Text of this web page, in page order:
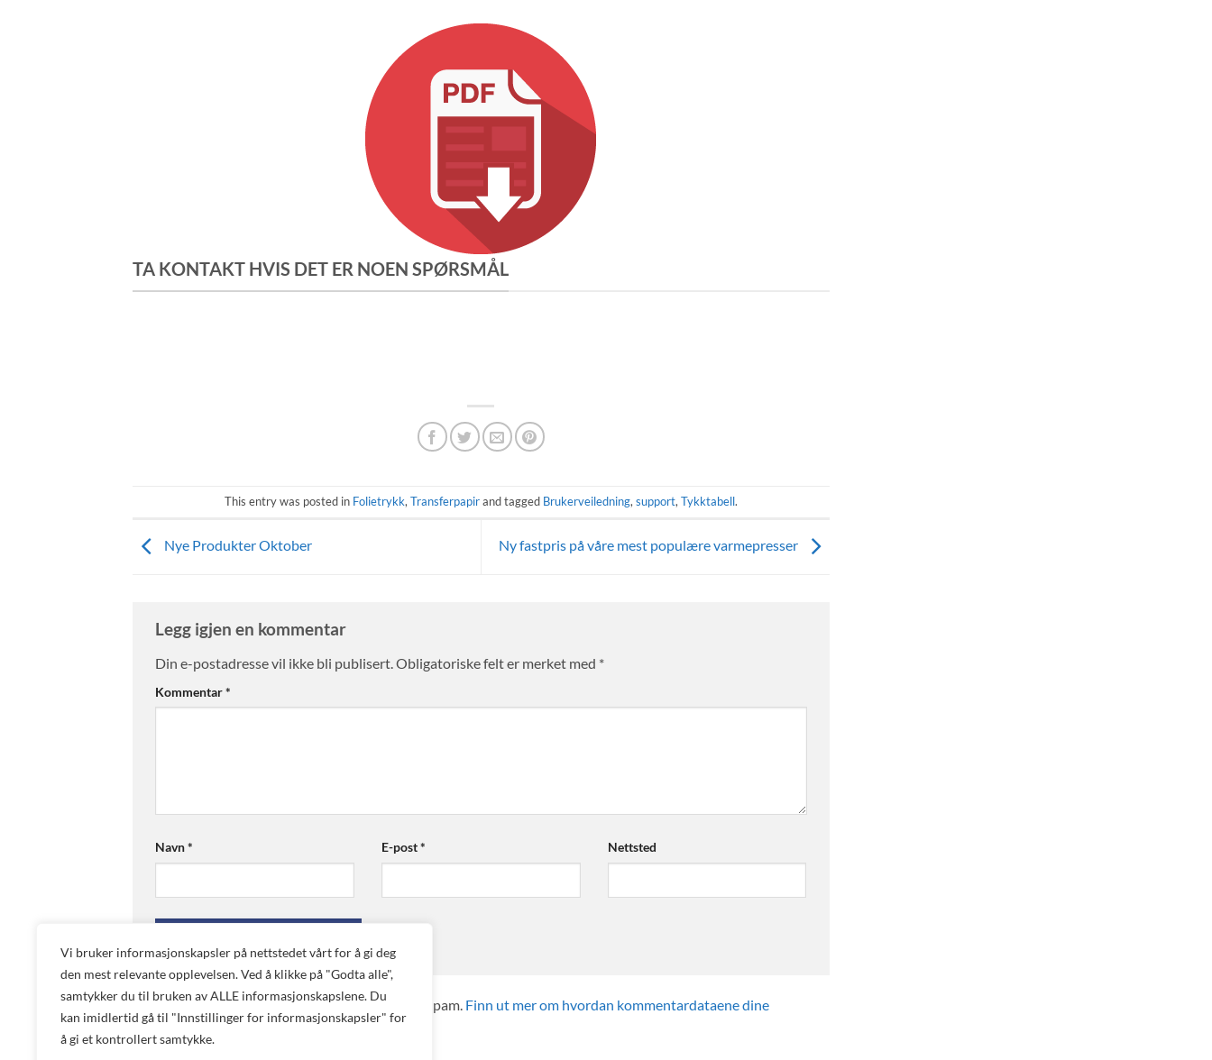
Vi bruker informasjonskapsler på nettstedet vårt for å gi deg
den mest relevante opplevelsen. Ved å klikke på "Godta alle",
samtykker du til bruken av ALLE informasjonskapslene. Du
kan imidlertid gå til "Innstillinger for informasjonskapsler" for
å gi et kontrollert samtykke.
TA KONTAKT HVIS DET ER NOEN SPØRSMÅL
This entry was posted in Folietrykk, Transferpapirand tagged Brukerveiledning, support, Tykktabell.
Nye Produkter Oktober Ny fastpris på våre mest populære varmepresser
Legg igjen en kommentar
Din e-postadresse vil ikke bli publisert. Obligatoriske felt er merket med *
Kommentar*
Navn* E-post* Nettsted
Dette nettstedet bruker Akismet for å redusere spam. Finn ut mer om hvordan kommentardataene dine
behandles.